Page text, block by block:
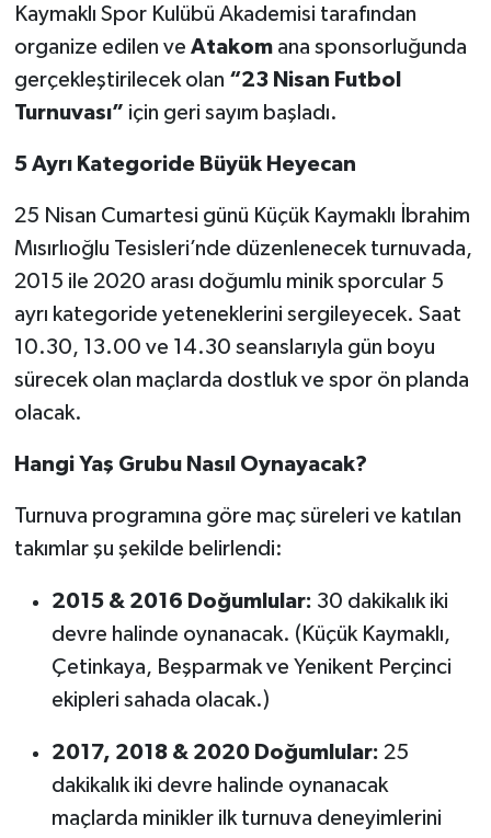
Kaymaklı Spor Kulübü Akademisi tarafından
organize edilen ve Atakomana sponsorluğunda
gerçekleştirilecek olan “23 Nisan Futbol
Turnuvası” için geri sayım başladı.
5 Ayrı Kategoride Büyük Heyecan
25 Nisan Cumartesi günü Küçük Kaymaklı İbrahim
Mısırlıoğlu Tesisleri’nde düzenlenecek turnuvada,
2015 ile 2020 arası doğumlu minik sporcular 5
ayrı kategoride yeteneklerini sergileyecek. Saat
10.30, 13.00 ve 14.30 seanslarıyla gün boyu
sürecek olan maçlarda dostluk ve spor ön planda
olacak.
Hangi Yaş Grubu Nasıl Oynayacak?
Turnuva programına göre maç süreleri ve katılan
takımlar şu şekilde belirlendi:
2015 & 2016 Doğumlular: 30 dakikalık iki
devre halinde oynanacak. (Küçük Kaymaklı,
Çetinkaya, Beşparmak ve Yenikent Perçinci
ekipleri sahada olacak.)
2017, 2018 & 2020 Doğumlular: 25
dakikalık iki devre halinde oynanacak
maçlarda minikler ilk turnuva deneyimlerini